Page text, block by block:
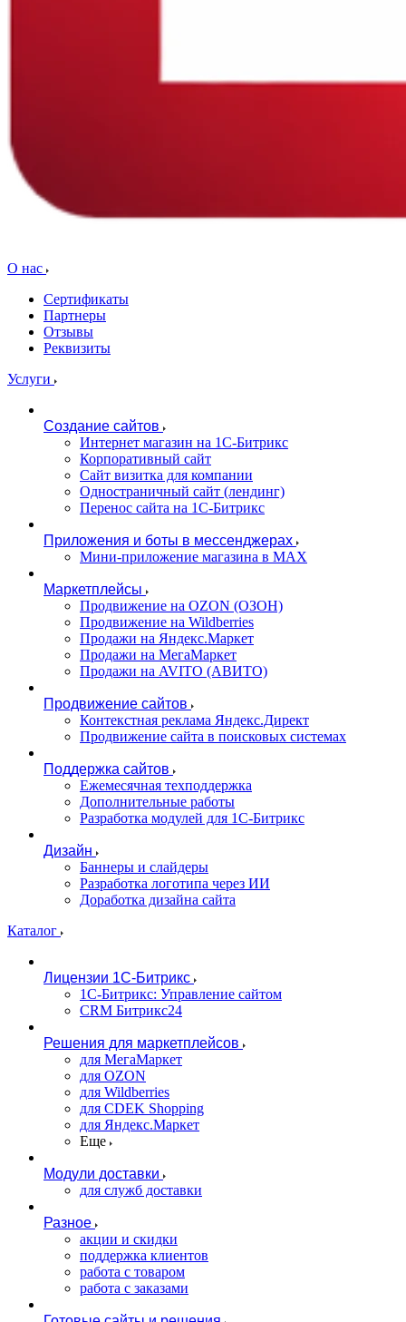
О нас
Сертификаты
Партнеры
Отзывы
Реквизиты
Услуги
Создание сайтов
Интернет магазин на 1С-Битрикс
Корпоративный сайт
Сайт визитка для компании
Одностраничный сайт (лендинг)
Перенос сайта на 1С-Битрикс
Приложения и боты в мессенджерах
Мини-приложение магазина в MAX
Маркетплейсы
Продвижение на OZON (ОЗОН)
Продвижение на Wildberries
Продажи на Яндекс.Маркет
Продажи на МегаМаркет
Продажи на AVITO (АВИТО)
Продвижение сайтов
Контекстная реклама Яндекс.Директ
Продвижение сайта в поисковых системах
Поддержка сайтов
Ежемесячная техподдержка
Дополнительные работы
Разработка модулей для 1С-Битрикс
Дизайн
Баннеры и слайдеры
Разработка логотипа через ИИ
Доработка дизайна сайта
Каталог
Лицензии 1С-Битрикс
1С-Битрикс: Управление сайтом
CRM Битрикс24
Решения для маркетплейсов
для МегаМаркет
для OZON
для Wildberries
для CDEK Shopping
для Яндекс.Маркет
Еще
Модули доставки
для служб доставки
Разное
акции и скидки
поддержка клиентов
работа с товаром
работа с заказами